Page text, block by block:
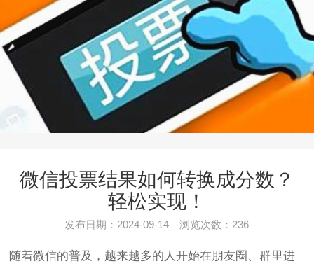
微信投票结果如何转换成分数？
轻松实现！
发布日期：2024-09-14 浏览次数： 236
随着微信的普及，越来越多的人开始在朋友圈、群里进